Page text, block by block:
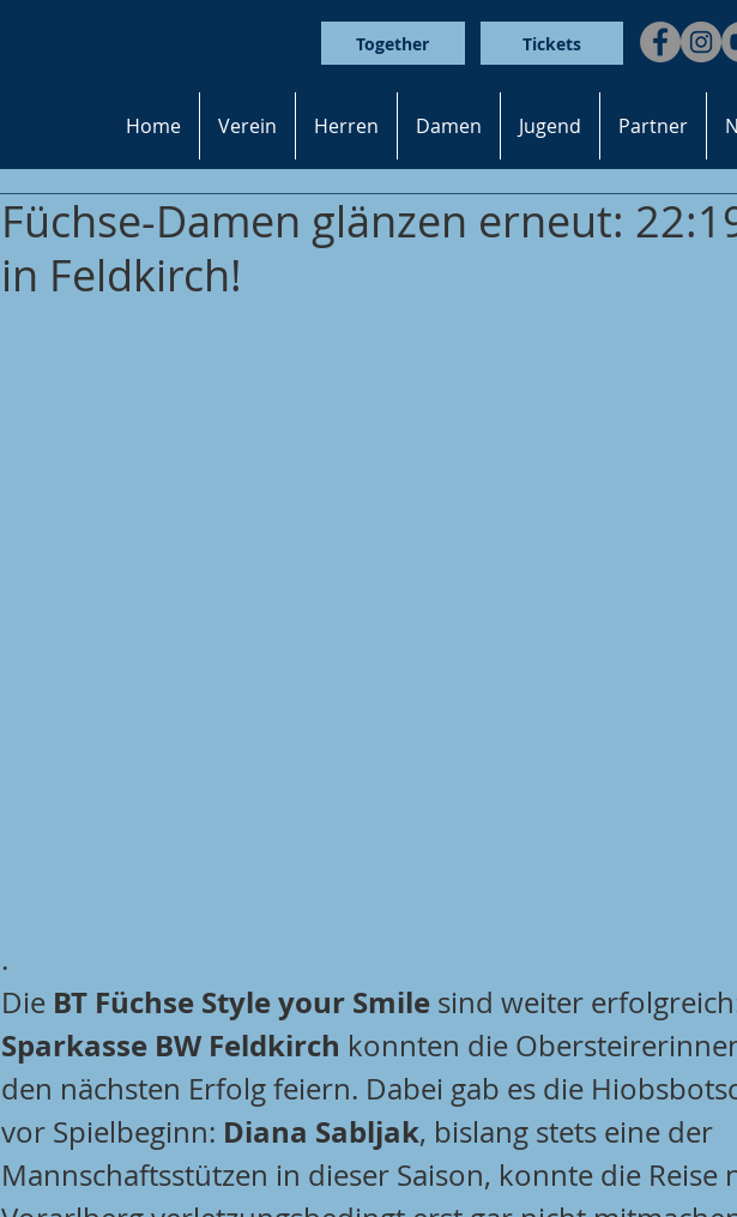
Together Tickets
Home Verein Herren Damen Jugend Partner
Füchse-Damen glänzen erneut:
in Feldkirch!
.
Die BT Füchse Style your Smile sind weiter
Sparkasse BW Feldkirch konnten die
den nächsten Erfolg feiern. Dabei gab es die
vor Spielbeginn: Diana Sabljak, bislang stets eine der
Mannschaftsstützen in dieser Saison, konnte die Reise